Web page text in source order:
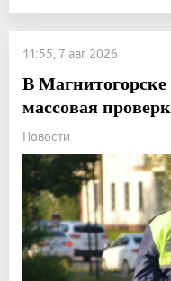
11:55, 7 авг 2026
В Магнитогорске
массовая
Новости